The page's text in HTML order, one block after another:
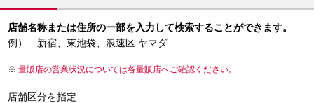
店舗名称または住所の一部を入力して検索することができます。
例） 新宿、東池袋、浪速区 ヤマダ
量販店の営業状況については各量販店へご確認ください。
店舗区分を指定